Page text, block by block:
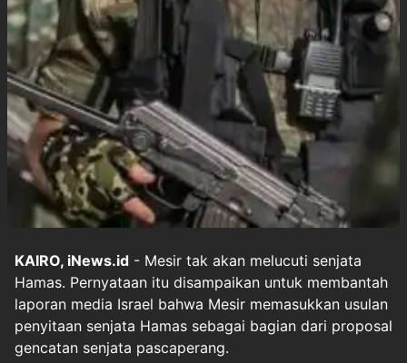
KAIRO, iNews.id - Mesir tak akan melucuti senjata
Hamas. Pernyataan itu disampaikan untuk membantah
laporan media Israel bahwa Mesir memasukkan usulan
penyitaan senjata Hamas sebagai bagian dari proposal
gencatan senjata pascaperang.